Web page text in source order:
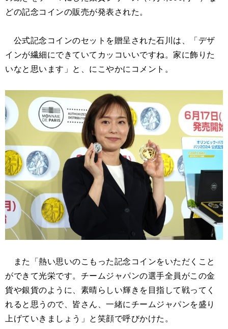
どの記念コインの販売が発表された。
公式記念コインのセットを贈呈された石川は、「デザ
インが繊細にできていてカッコいいですね。家に飾りた
いなと思います」と、にこやかにコメント。
また「熱い思いのこもった記念コインをいただくこと
ができて光栄です。チームジャパンの選手全員がこの金
貨や銀貨のように、素晴らしい輝きを目指して戦ってく
れると思うので、皆さん、一緒にチームジャパンを盛り
上げていきましょう」と笑顔で呼びかけた。